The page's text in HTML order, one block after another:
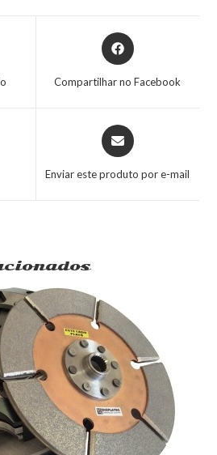
Compartilhar no Facebook
Enviar este produto por e-mail